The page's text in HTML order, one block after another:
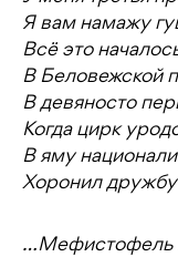
Я вам намажу
Всё это
В Беловежской
В девяносто
Когда цирк
В яму
Хоронил
…Мефистофель